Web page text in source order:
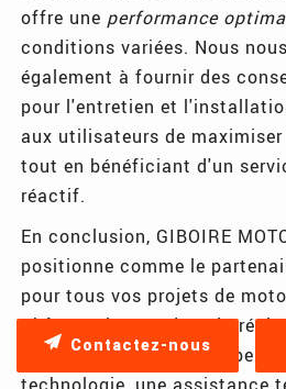
offre une performance
conditions variées. Nous
également à fournir des
pour l'entretien et
aux utilisateurs de
tout en bénéficiant d'un
réactif.
En conclusion, GIBOIRE
positionne comme le
pour tous vos projets de
Châteaugiron et dans la
vous cherchiez des
technologie, une assistance
Contactez-nous